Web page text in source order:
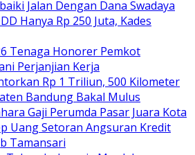
Jalan Dengan Dana Swadaya
Hanya Rp 250 Juta, Kades
Tenaga Honorer Pemkot
Perjanjian Kerja
Rp 1 Triliun, 500 Kilometer
Bandung Bakal Mulus
Gaji Perumda Pasar Juara Kota
Uang Setoran Angsuran Kredit
Tamansari